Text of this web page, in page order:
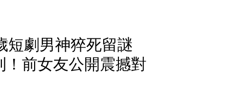
短劇男神猝死留謎
前女友公開震撼對